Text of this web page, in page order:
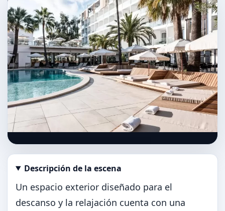
Abrir imagen en tamaño completo
Descripción de la escena
Un espacio exterior diseñado para el
descanso y la relajación cuenta con una